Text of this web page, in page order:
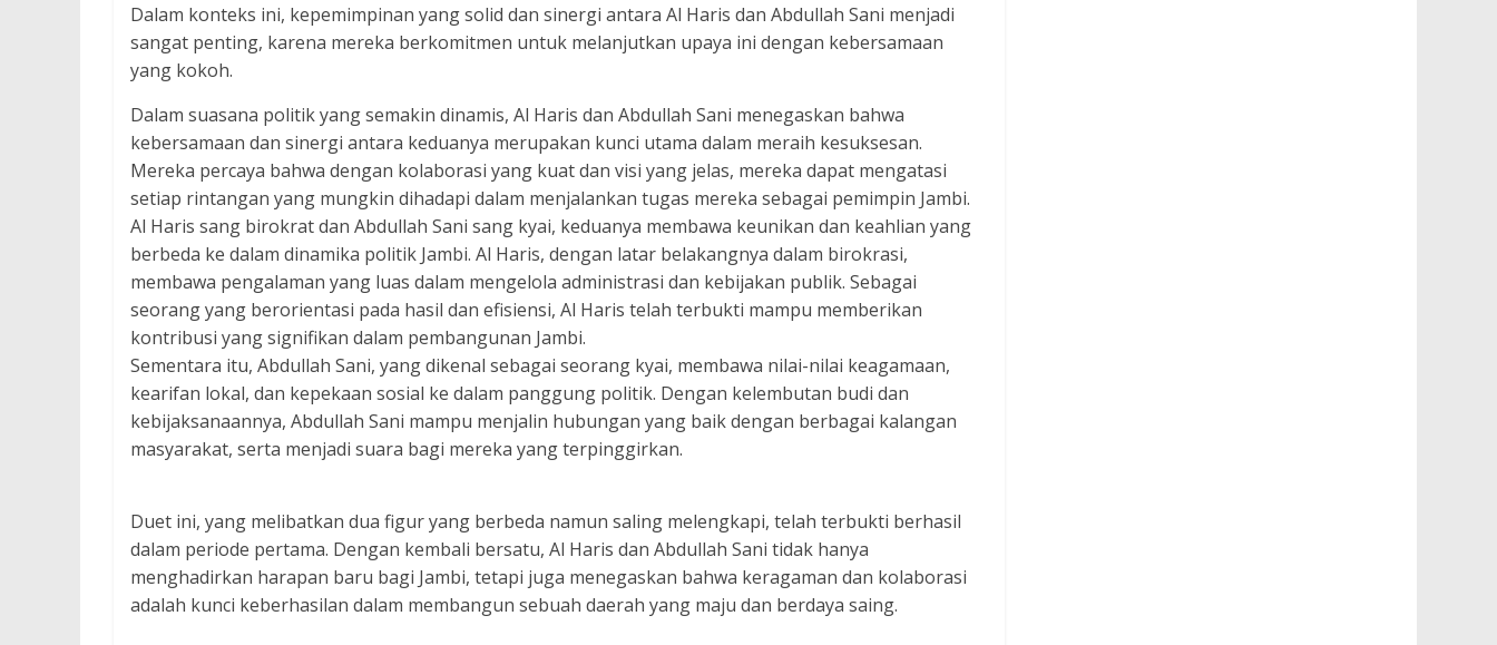
Dalam konteks ini, kepemimpinan yang solid dan sinergi antara Al Haris dan Abdullah Sani menjadi
sangat penting, karena mereka berkomitmen untuk melanjutkan upaya ini dengan kebersamaan
yang kokoh.
Dalam suasana politik yang semakin dinamis, Al Haris dan Abdullah Sani menegaskan bahwa
kebersamaan dan sinergi antara keduanya merupakan kunci utama dalam meraih kesuksesan.
Mereka percaya bahwa dengan kolaborasi yang kuat dan visi yang jelas, mereka dapat mengatasi
setiap rintangan yang mungkin dihadapi dalam menjalankan tugas mereka sebagai pemimpin Jambi.
Al Haris sang birokrat dan Abdullah Sani sang kyai, keduanya membawa keunikan dan keahlian yang
berbeda ke dalam dinamika politik Jambi. Al Haris, dengan latar belakangnya dalam birokrasi,
membawa pengalaman yang luas dalam mengelola administrasi dan kebijakan publik. Sebagai
seorang yang berorientasi pada hasil dan efisiensi, Al Haris telah terbukti mampu memberikan
kontribusi yang signifikan dalam pembangunan Jambi.
Sementara itu, Abdullah Sani, yang dikenal sebagai seorang kyai, membawa nilai-nilai keagamaan,
kearifan lokal, dan kepekaan sosial ke dalam panggung politik. Dengan kelembutan budi dan
kebijaksanaannya, Abdullah Sani mampu menjalin hubungan yang baik dengan berbagai kalangan
masyarakat, serta menjadi suara bagi mereka yang terpinggirkan.
Duet ini, yang melibatkan dua figur yang berbeda namun saling melengkapi, telah terbukti berhasil
dalam periode pertama. Dengan kembali bersatu, Al Haris dan Abdullah Sani tidak hanya
menghadirkan harapan baru bagi Jambi, tetapi juga menegaskan bahwa keragaman dan kolaborasi
adalah kunci keberhasilan dalam membangun sebuah daerah yang maju dan berdaya saing.